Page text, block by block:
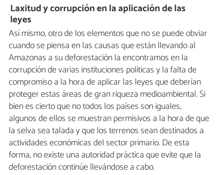
Laxitud y corrupción en la aplicación de las
leyes
Así mismo, otro de los elementos que no se puede obviar
cuando se piensa en las causas que están llevando al
Amazonas a su deforestación la encontramos en la
corrupción de varias instituciones políticas y la falta de
compromiso a la hora de aplicar las leyes que deberían
proteger estas áreas de gran riqueza medioambiental. Si
bien es cierto que no todos los países son iguales,
algunos de ellos se muestran permisivos a la hora de que
la selva sea talada y que los terrenos sean destinados a
actividades económicas del sector primario. De esta
forma, no existe una autoridad práctica que evite que la
deforestación continúe llevándose a cabo.